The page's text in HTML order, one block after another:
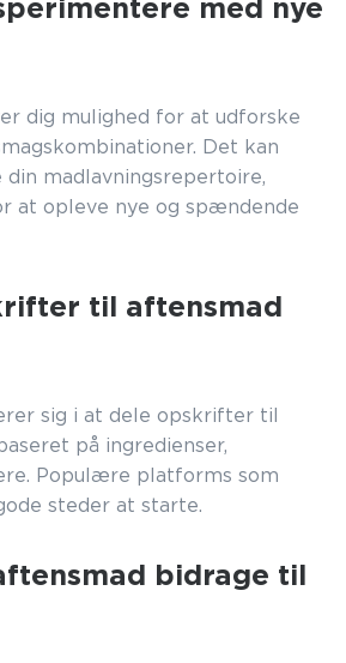
med nye
dig mulighed for at udforske
Det kan
madlavningsrepertoire,
at opleve nye og spændende
til aftensmad
sig i at dele opskrifter til
på ingredienser,
Populære platforms som
steder at starte.
bidrage til